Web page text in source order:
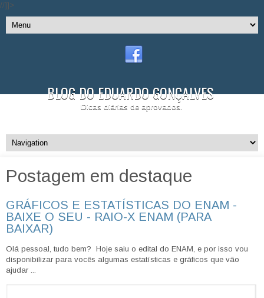
//]]>
BLOG DO EDUARDO GONÇALVES
Dicas diárias de aprovados.
Postagem em destaque
GRÁFICOS E ESTATÍSTICAS DO ENAM -
BAIXE O SEU - RAIO-X ENAM (PARA
BAIXAR)
Olá pessoal, tudo bem? Hoje saiu o edital do ENAM, e por isso vou
disponibilizar para vocês algumas estatísticas e gráficos que vão
ajudar ...